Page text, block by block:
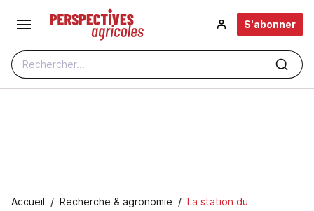
Aller au contenu principal
Rechercher...
S'abonner
Fil d'Ariane
Accueil Recherche & agronomie
La station du